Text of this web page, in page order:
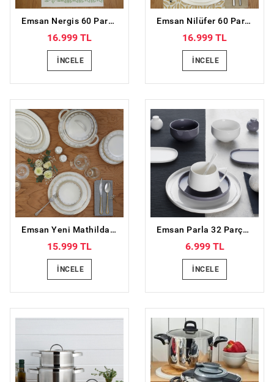
Emsan Nergis 60 Parça 12 Kişilik Porselen Yemek Takımı
16.999 TL
İNCELE
Emsan Nilüfer 60 Parça 12 Kişilik Porselen Yemek Takımı
16.999 TL
İNCELE
Emsan Yeni Mathilda 60 Parça 12 Kişilik Porselen Yemek Takımı
15.999 TL
İNCELE
Emsan Parla 32 Parça 6 Kişilik Porselen Kahvaltı/Servis Takımı Gri Beyaz
6.999 TL
İNCELE